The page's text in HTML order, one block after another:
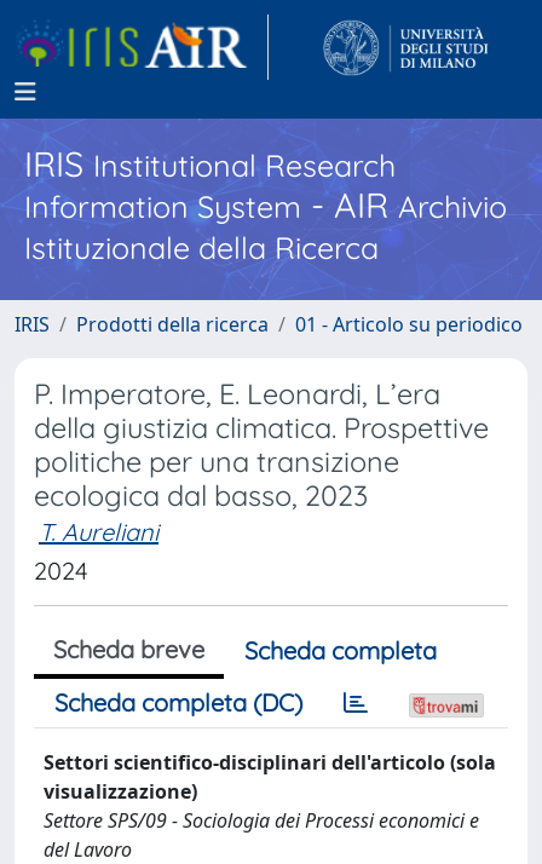
IRISInstitutional Research
Information System - AIR Archivio
Istituzionale della Ricerca
IRIS Prodotti della ricerca 01 - Articolo su periodico
P. Imperatore, E. Leonardi, L’era
della giustizia climatica. Prospettive
politiche per una transizione
ecologica dal basso, 2023
T. Aureliani
2024
Scheda breve
Scheda completa
Scheda completa (DC)
Settori scientifico-disciplinari dell'articolo (sola
visualizzazione)
Settore SPS/09 - Sociologia dei Processi economici e
del Lavoro